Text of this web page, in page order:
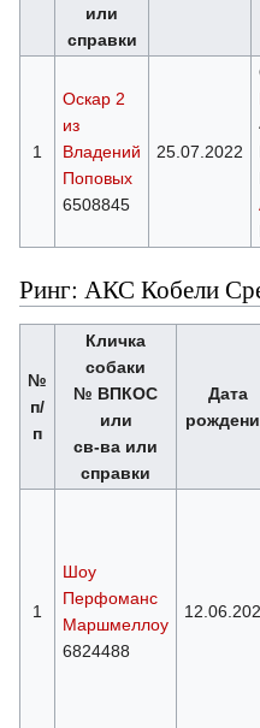
или
справки
1
Оскар 2
из
Владений
Поповых
6508845
25.07.2022
Ринг: АКС Кобели
№
п/
п
Кличка
собаки
№ ВПКОС
или
св-ва или
справки
Дата
1
Шоу
Перфоманс
Маршмеллоу
6824488